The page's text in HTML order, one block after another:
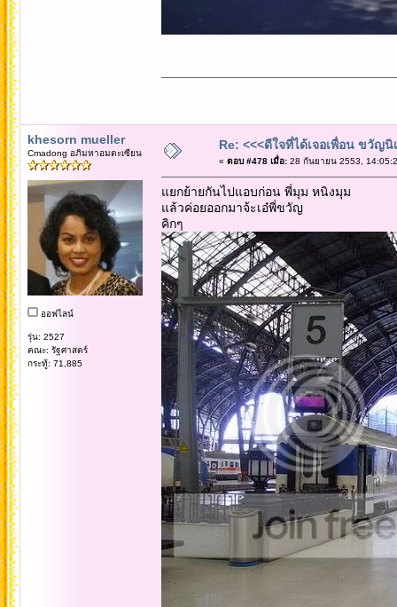
khesorn mueller
Cmadong อภิมหาอมตะเซียน
ออฟไลน์
รุ่น: 2527
คณะ: รัฐศาสตร์
กระทู้: 71,885
Re: <<<ดีใจที่ได้เจอเพื่อน ขวัญนิ
« ตอบ #478 เมื่อ:28 กันยายน 2553,
แยกย้ายกันไปแอบก่อน พี่มุม หนิงมุม
แล้วค่อยออกมาจ้ะเอ๋พี่ขวัญ
คิกๆ